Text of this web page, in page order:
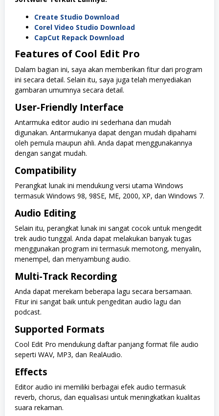
Create Studio Download
Corel Video Studio Download
CapCut Repack Download
Features of Cool Edit Pro
Dalam bagian ini, saya akan memberikan fitur dari program
ini secara detail. Selain itu, saya juga telah menyediakan
gambaran umumnya secara detail.
User-Friendly Interface
Antarmuka editor audio ini sederhana dan mudah
digunakan. Antarmukanya dapat dengan mudah dipahami
oleh pemula maupun ahli. Anda dapat menggunakannya
dengan sangat mudah.
Compatibility
Perangkat lunak ini mendukung versi utama Windows
termasuk Windows 98, 98SE, ME, 2000, XP, dan Windows 7.
Audio Editing
Selain itu, perangkat lunak ini sangat cocok untuk mengedit
trek audio tunggal. Anda dapat melakukan banyak tugas
menggunakan program ini termasuk memotong, menyalin,
menempel, dan menyambung audio.
Multi-Track Recording
Anda dapat merekam beberapa lagu secara bersamaan.
Fitur ini sangat baik untuk pengeditan audio lagu dan
podcast.
Supported Formats
Cool Edit Pro mendukung daftar panjang format file audio
seperti WAV, MP3, dan RealAudio.
Effects
Editor audio ini memiliki berbagai efek audio termasuk
reverb, chorus, dan equalisasi untuk meningkatkan kualitas
suara rekaman.